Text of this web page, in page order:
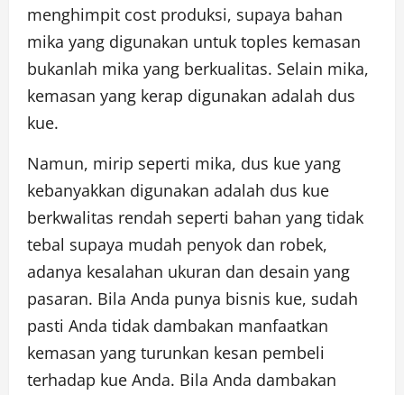
menghimpit cost produksi, supaya bahan
mika yang digunakan untuk toples kemasan
bukanlah mika yang berkualitas. Selain mika,
kemasan yang kerap digunakan adalah dus
kue.
Namun, mirip seperti mika, dus kue yang
kebanyakkan digunakan adalah dus kue
berkwalitas rendah seperti bahan yang tidak
tebal supaya mudah penyok dan robek,
adanya kesalahan ukuran dan desain yang
pasaran. Bila Anda punya bisnis kue, sudah
pasti Anda tidak dambakan manfaatkan
kemasan yang turunkan kesan pembeli
terhadap kue Anda. Bila Anda dambakan